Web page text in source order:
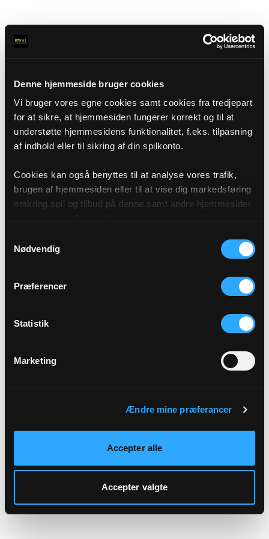
Denne hjemmeside bruger cookies
Vi bruger vores egne cookies samt cookies fra tredjepart
for at sikre, at hjemmesiden fungerer korrekt og til at
understøtte hjemmesidens funktionalitet, f.eks. tilpasning
af indhold eller til sikring af din spilkonto.
Cookies kan også benyttes til at analyse vores trafik,
brugen af hjemmesiden eller til at vise dig markedsføring
omkring spil og tilbud på denne samt andre hjemmesider
af cookies under "Detaljer" eller ved at klikke videre til
vores Cookiepolitik, som du finder i bunden af vores
Nødvendig
Præferencer
Statistik
Marketing
Ændre mine præferancer
Accepter alle
Accepter valgte